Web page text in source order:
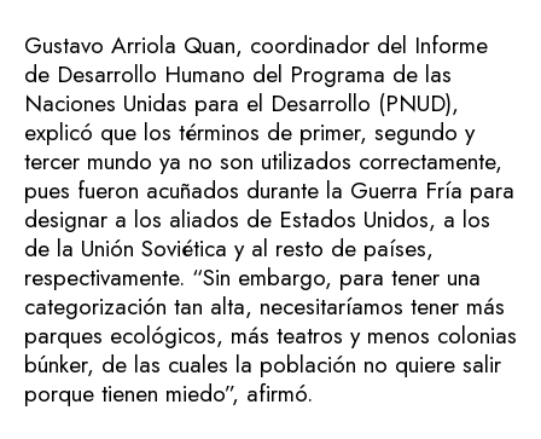
Gustavo Arriola Quan, coordinador del Informe
de Desarrollo Humano del Programa de las
Naciones Unidas para el Desarrollo (PNUD),
explicó que los términos de primer, segundo y
tercer mundo ya no son utilizados correctamente,
pues fueron acuñados durante la Guerra Fría para
designar a los aliados de Estados Unidos, a los
de la Unión Soviética y al resto de países,
respectivamente. “Sin embargo, para tener una
categorización tan alta, necesitaríamos tener más
parques ecológicos, más teatros y menos colonias
búnker, de las cuales la población no quiere salir
porque tienen miedo”, afirmó.